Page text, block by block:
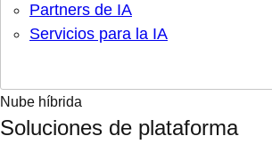
Partners de IA
Servicios para la IA
Nube híbrida
Soluciones de plataforma